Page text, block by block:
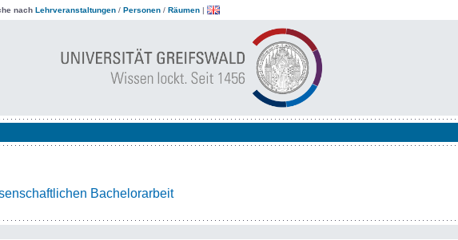
nach Lehrveranstaltungen / Personen / Räumen |
Bachelorarbeit